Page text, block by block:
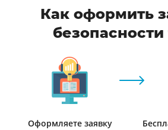
Как оформить
безопасности
Оформляете заявку